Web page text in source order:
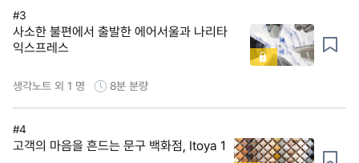
#3
사소한 불편에서 출발한 에어서울과 나리타
익스프레스
생각노트 외 1 명 8분 분량
#4
고객의 마음을 흔드는 문구 백화점, Itoya 1